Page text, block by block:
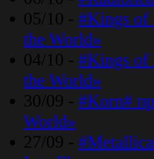
05/10 - #Kings of
the World»
04/10 - #Kings of
the World»
30/09 - #Korn#
World»
27/09 -